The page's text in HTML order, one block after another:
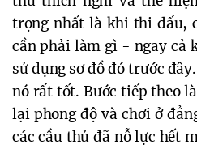
trọng nhất là khi thi đấu,
cần phải làm gì - ngay cả
sử dụng sơ đồ đó trước
nó rất tốt. Bước tiếp theo
lại phong độ và chơi ở
các cầu thủ đã nỗ lực hết